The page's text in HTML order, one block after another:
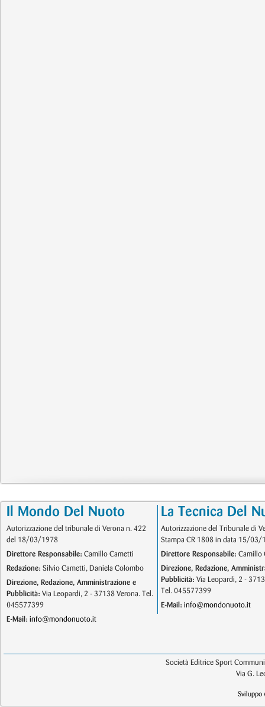
Il Mondo Del Nuoto
Autorizzazione del tribunale di Verona n. 422
del 18/03/1978
Direttore Responsabile: Camillo Cametti
Redazione: Silvio Cametti, Daniela Colombo
Direzione, Redazione, Amministrazione e
Pubblicità: Via Leopardi, 2 - 37138 Verona. Tel.
045577399
E-Mail: info@mondonuoto.it
La Tecnica Del
Autorizzazione del Tribunale di
Stampa CR 1808 in data 15/03/
Direttore Responsabile: Camillo
Direzione, Redazione,
Pubblicità: Via Leopardi, 2 -
Tel. 045577399
E-Mail: info@mondonuoto.it
Società Editrice Sport
Via G.
Sviluppo